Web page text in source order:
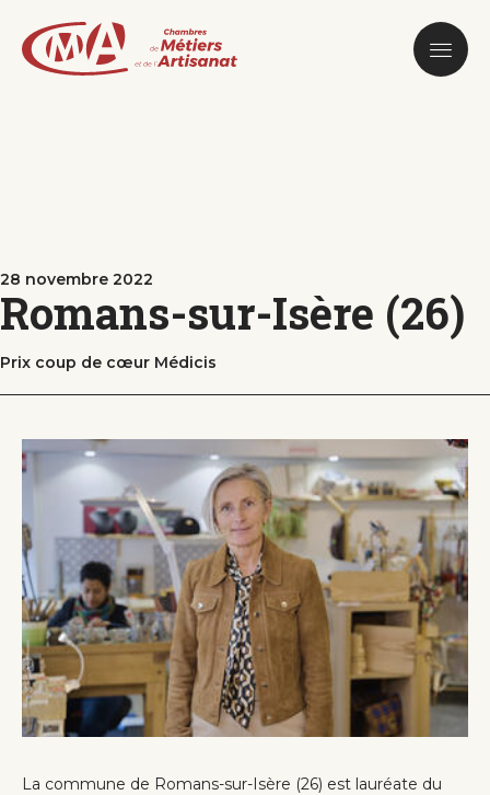
contenu
principal
28 novembre 2022
Romans-sur-Isère (26)
Prix coup de cœur Médicis
La commune de Romans-sur-Isère (26) est lauréate du